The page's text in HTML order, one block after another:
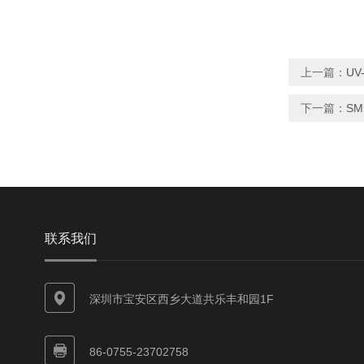
上一篇：
下一篇：
联系我们
深圳市宝安区西乡大道共乐丰和园1F
86-0755-23702758